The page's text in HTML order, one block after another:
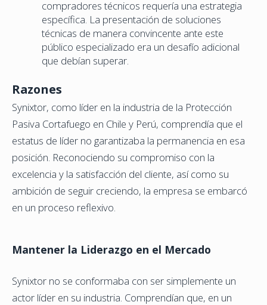
compradores técnicos requería una estrategia
específica. La presentación de soluciones
técnicas de manera convincente ante este
público especializado era un desafío adicional
que debían superar.
Razones
Synixtor, como líder en la industria de la Protección
Pasiva Cortafuego en Chile y Perú, comprendía que el
estatus de líder no garantizaba la permanencia en esa
posición. Reconociendo su compromiso con la
excelencia y la satisfacción del cliente, así como su
ambición de seguir creciendo, la empresa se embarcó
en un proceso reflexivo.
Mantener la Liderazgo en el Mercado
Synixtor no se conformaba con ser simplemente un
actor líder en su industria. Comprendían que, en un